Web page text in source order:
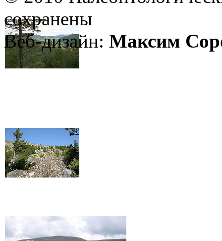
сохранены
Веб-дизайн: Максим